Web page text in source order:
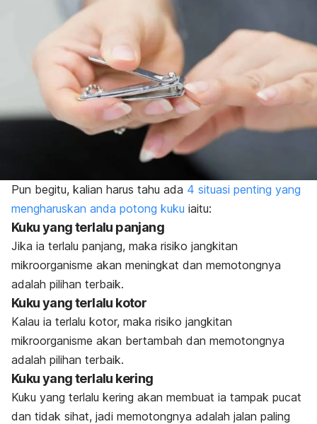
Pun begitu, kalian harus tahu ada 4 situasi penting yang
mengharuskan anda potong kuku iaitu:
Kuku yang terlalu panjang
Jika ia terlalu panjang, maka risiko jangkitan
mikroorganisme akan meningkat dan memotongnya
adalah pilihan terbaik.
Kuku yang terlalu kotor
Kalau ia terlalu kotor, maka risiko jangkitan
mikroorganisme akan bertambah dan memotongnya
adalah pilihan terbaik.
Kuku yang terlalu kering
Kuku yang terlalu kering akan membuat ia tampak pucat
dan tidak sihat, jadi memotongnya adalah jalan paling